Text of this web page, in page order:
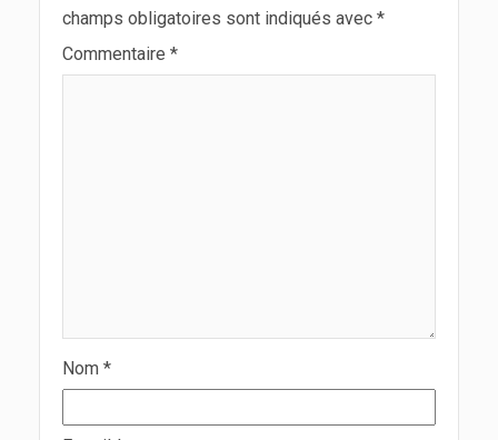
champs obligatoires sont indiqués avec *
Commentaire *
Nom *